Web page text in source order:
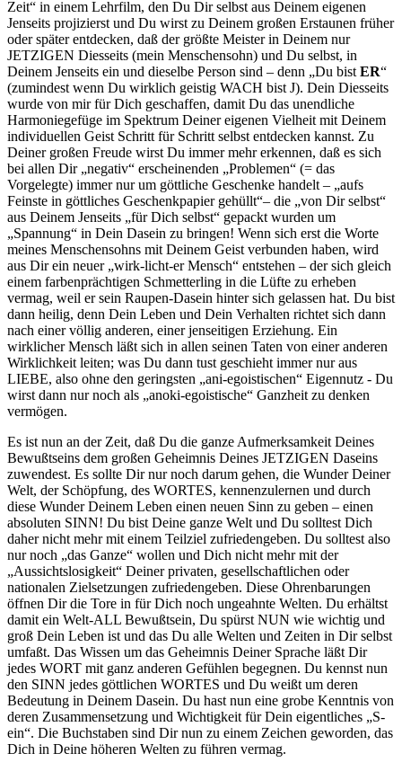
Zeit“ in einem Lehrfilm, den Du Dir selbst aus Deinem eigenen
Jenseits projizierst und Du wirst zu Deinem großen Erstaunen früher
oder später entdecken, daß der größte Meister in Deinem nur
JETZIGEN Diesseits (mein Men­schensohn) und Du selbst, in
Deinem Jenseits ein und dieselbe Person sind – denn „Du bistER“
(zumindest wenn Du wirklich geistig WACH bistJ). Dein Diesseits
wurde von mir für Dich geschaffen, damit Du das unendliche
Harmoniegefüge im Spektrum Deiner eige­nen Vielheit mit Deinem
individuellen Geist Schritt für Schritt selbst entdecken kannst. Zu
Deiner großen Freude wirst Du immer mehr er­kennen, daß es sich
bei allen Dir „negativ“ erscheinenden „Proble­men“ (= das
Vorgelegte) immer nur um göttliche Geschenke handelt – „aufs
Feinste in göttliches Geschenkpapier gehüllt“– die „von Dir selbst“
aus Deinem Jenseits „für Dich selbst“ gepackt wurden um
„Spannung“ in Dein Dasein zu bringen! Wenn sich erst die Worte
meines Menschensohns mit Deinem Geist verbunden haben, wird
aus Dir ein neuer „wirk-licht-er Mensch“ entstehen – der sich gleich
ei­nem farbenprächtigen Schmetterling in die Lüfte zu erheben
vermag, weil er sein Raupen-Dasein hinter sich gelassen hat. Du bist
dann hei­lig, denn Dein Leben und Dein Verhalten richtet sich dann
nach einer völlig anderen, einer jenseitigen Erziehung. Ein
wirklicher Mensch läßt sich in allen seinen Taten von einer anderen
Wirklichkeit leiten; was Du dann tust geschieht immer nur aus
LIEBE, also ohne den ge­ringsten „ani-egoistischen“ Eigennutz - Du
wirst dann nur noch als „anoki-egoistische“ Ganzheit zu denken
vermögen.
Es ist nun an der Zeit, daß Du die ganze Aufmerksamkeit Deines
Be­wußtseins dem großen Geheimnis Deines JETZIGEN Daseins
zuwen­dest. Es sollte Dir nur noch darum gehen, die Wunder Deiner
Welt, der Schöpfung, des WORTES, kennenzulernen und durch
diese Wun­der Deinem Leben einen neuen Sinn zu geben – einen
absoluten SINN! Du bist Deine ganze Welt und Du solltest Dich
daher nicht mehr mit einem Teilziel zufriedengeben. Du solltest also
nur noch „das Ganze“ wollen und Dich nicht mehr mit der
„Aussichtslosigkeit“ Deiner privaten, gesellschaftlichen oder
nationalen Zielsetzungen zu­friedengeben. Diese Ohrenbarungen
öffnen Dir die Tore in für Dich noch ungeahnte Welten. Du erhältst
damit ein Welt-ALL Bewußtsein, Du spürst NUN wie wichtig und
groß Dein Leben ist und das Du alle Welten und Zeiten in Dir selbst
umfaßt. Das Wissen um das Geheim­nis Deiner Sprache läßt Dir
jedes WORT mit ganz anderen Gefühlen begegnen. Du kennst nun
den SINN jedes göttlichen WORTES und Du weißt um deren
Bedeutung in Deinem Dasein. Du hast nun eine grobe Kenntnis von
deren Zusammensetzung und Wichtigkeit für Dein eigentliches „S-
ein“. Die Buchstaben sind Dir nun zu einem Zei­chen geworden, das
Dich in Deine höheren Welten zu führen vermag.